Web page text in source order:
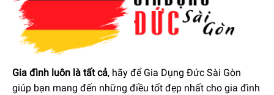
Gia đình luôn là tất cả, hãy để Gia Dụng Đức Sài Gòn
giúp bạn mang đến những điều tốt đẹp nhất cho gia đình